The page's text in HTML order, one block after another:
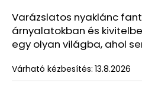
Varázslatos nyaklánc
árnyalatokban és
egy olyan világba, ahol
Várható kézbesítés: 13.8.2026